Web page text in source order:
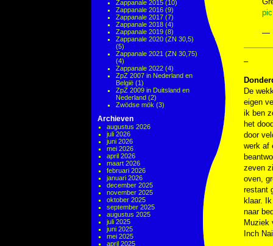
Zappanale 2015 (10)
Zappanale 2016 (9)
Zappanale 2017 (7)
Zappanale 2018 (4)
Zappanale 2019 (8)
Zappanale 2020 (ZN 30,5)
(5)
Zappanale 2021 (ZN 30,75)
(4)
Zappanale 2022 (4)
ZpZ 2007 in Nederland en
België (1)
ZpZ 2009 in Duitsland en
Nederland (2)
Zwödse mök (3)
Archieven
augustus 2026
juli 2026
juni 2026
mei 2026
april 2026
maart 2026
februari 2026
januari 2026
december 2025
november 2025
oktober 2025
september 2025
augustus 2025
juli 2025
juni 2025
mei 2025
april 2025
—
–
De
eigen
ik ben
het
door
werk af
zeven
oven,
restant
klaar.
naar
Muziek
Inch